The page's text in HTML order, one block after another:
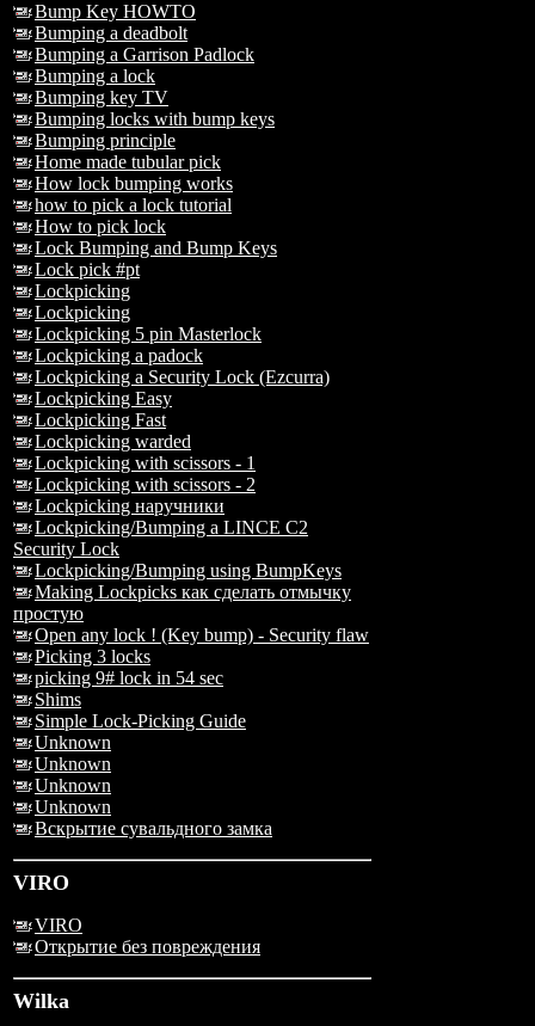
Bump Key HOWTO
Bumping a deadbolt
Bumping a Garrison Padlock
Bumping a lock
Bumping key TV
Bumping locks with bump keys
Bumping principle
Home made tubular pick
How lock bumping works
how to pick a lock tutorial
How to pick lock
Lock Bumping and Bump Keys
Lock pick #pt
Lockpicking
Lockpicking
Lockpicking 5 pin Masterlock
Lockpicking a padock
Lockpicking a Security Lock (Ezcurra)
Lockpicking Easy
Lockpicking Fast
Lockpicking warded
Lockpicking with scissors - 1
Lockpicking with scissors - 2
Lockpicking наручники
Lockpicking/Bumping a LINCE C2
Security Lock
Lockpicking/Bumping using BumpKeys
Making Lockpicks как сделать отмычку
простую
Open any lock ! (Key bump) - Security flaw
Picking 3 locks
picking 9# lock in 54 sec
Shims
Simple Lock-Picking Guide
Unknown
Unknown
Unknown
Unknown
Вскрытие сувальдного замка
VIRO
VIRO
Открытие без повреждения
Wilka